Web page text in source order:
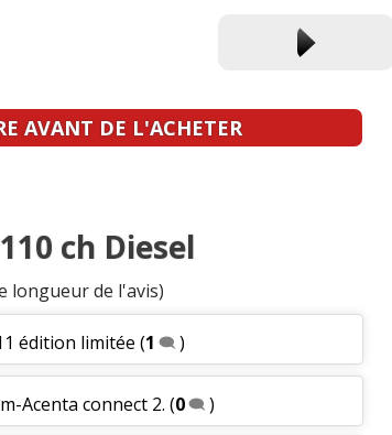
AVANT DE L'ACHETER
ch Diesel
longueur de l'avis)
édition limitée (1 )
Acenta connect 2. (0 )